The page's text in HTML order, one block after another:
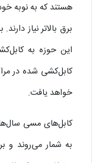
هستند که به‌ نوبه
برق بالاتر نیاز
این حوزه به
کابل‌کشی شده در
خواهد یافت.
کابل‌های مسی
به شمار می‌روند و